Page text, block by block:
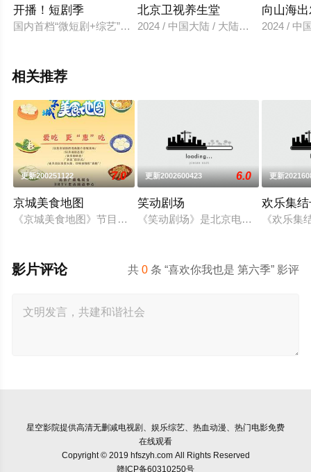
开播！短剧季
国内首档“微短剧+综艺”创新真人秀。作为《开播！情景喜剧》
北京卫视养生堂
2024 / 中国大陆 / 大陆综艺
向山海
2024 / 中
相关推荐
更新200251122 7.0
京城美食地图
《京城美食地图》节目组的美食侦探邀约行业专家和爱吃团网
更新2002600423 6.0
笑动剧场
《笑动剧场》是北京电视台文艺节目
更新
欢乐集
《欢乐
共0 条 “喜欢你我也是 第六季” 影评
影片评论
星空影院提供高清无删减电视剧、娱乐综艺、热血动漫、热门电影免费
在线观看
Copyright © 2019 hfszyh.com All Rights Reserved
赣ICP备60310250号